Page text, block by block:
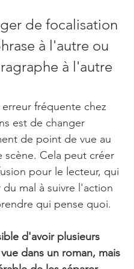
de focalisation
à l'autre ou
à l'autre
erreur fréquente chez
est de changer
de point de vue au
scène. Cela peut créer
pour le lecteur, qui
du mal à suivre l'action
qui pense quoi.
d'avoir plusieurs
dans un roman, mais